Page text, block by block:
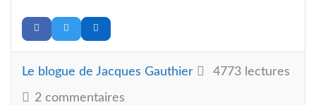
Le blogue de Jacques Gauthier 4773 lectures
2 commentaires